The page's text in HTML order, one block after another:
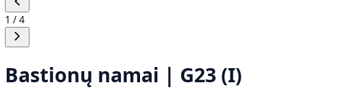
1 /4
Bastionų namai | G23 (I)